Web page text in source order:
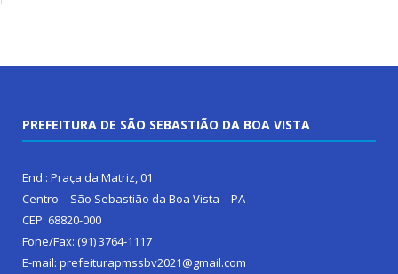
PREFEITURA DE SÃO SEBASTIÃO DA BOA VISTA
End.: Praça da Matriz, 01
Centro – São Sebastião da Boa Vista – PA
CEP: 68820-000
Fone/Fax: (91) 3764-1117
E-mail: prefeiturapmssbv2021@gmail.com